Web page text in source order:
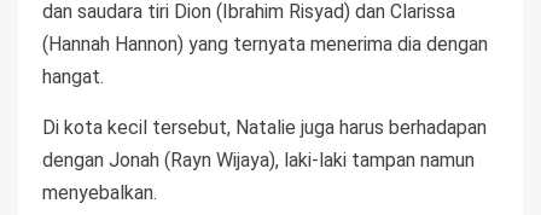
dan saudara tiri Dion (Ibrahim Risyad) dan Clarissa
(Hannah Hannon) yang ternyata menerima dia dengan
hangat.
Di kota kecil tersebut, Natalie juga harus berhadapan
dengan Jonah (Rayn Wijaya), laki-laki tampan namun
menyebalkan.